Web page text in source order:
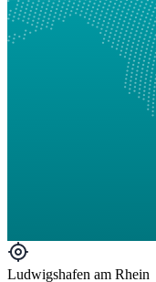
Ludwigshafen am Rhein